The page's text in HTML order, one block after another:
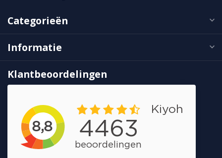
Categorieën
Informatie
Klantbeoordelingen